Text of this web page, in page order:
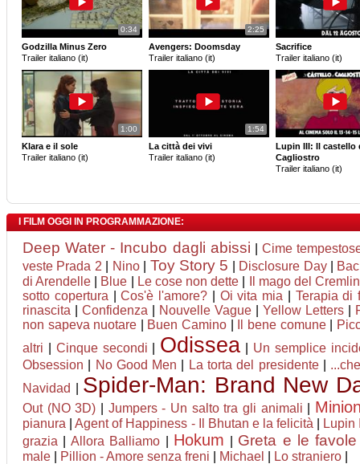
0:34
Godzilla Minus Zero
Trailer italiano (it)
2:25
Avengers: Doomsday
Trailer italiano (it)
Sacrifice
Trailer italiano (it)
1:00
Klara e il sole
Trailer italiano (it)
1:54
La città dei vivi
Trailer italiano (it)
Lupin III: Il castello
Cagliostro
Trailer italiano (it)
I FILM OGGI IN PROGRAMMAZIONE:
Deep Water - Incubo dagli abissi |Cime
veste Prada 2
Nino| Toy Story 5 Disclosure Day|
di Arendelle
Blue Le cose non dette
Il mago del
sotto copertura |Cos'è l'amore? Oi vita mia
Terapia di
rinascita
Confidenza Nouvelle Vague Yellow Letters
non sapeva nuotare
Buen Camino Il bene comune|
altri
Cinque secondi Odissea
Un semplice
Obsession
No Good Men La torta del presidente|
Navidad
Spider-Man: Brand New
Out (NO 3D) Jumpers - Un salto tra gli animali
pianura |Agent of Happiness - Il Bhutan e la felicità
Lupin
grazia
Allora Balliamo Hokum Greta e le
male Pillion - Amore senza freni Michael Lo straniero